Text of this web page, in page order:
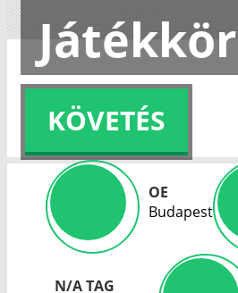
Játékkör
KÖVETÉS
OE
Budapest
N/A TAG